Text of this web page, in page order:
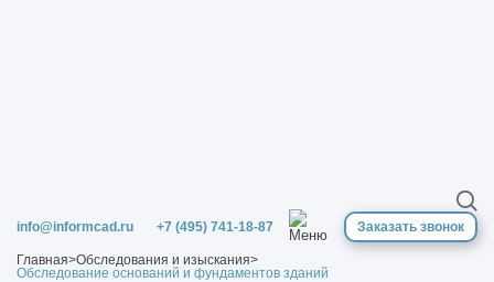
info@informcad.ru +7 (495) 741-18-87 Заказать звонок
Главная>Обследования и изыскания>
Обследование оснований и фундаментов зданий